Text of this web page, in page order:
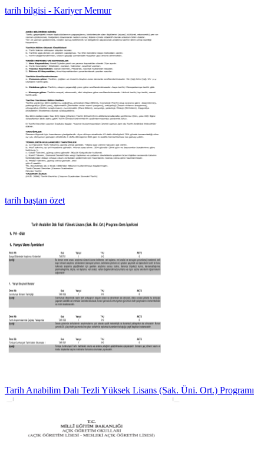
tarih bilgisi - Kariyer Memur
tarih baştan özet
Tarih Anabilim Dalı Tezli Yüksek Lisans (Sak. Üni. Ort.) Programı